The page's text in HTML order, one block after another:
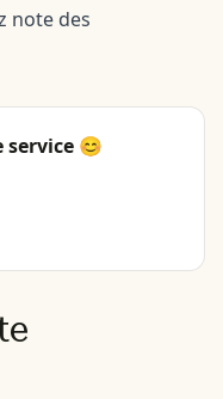
note des
service 😊